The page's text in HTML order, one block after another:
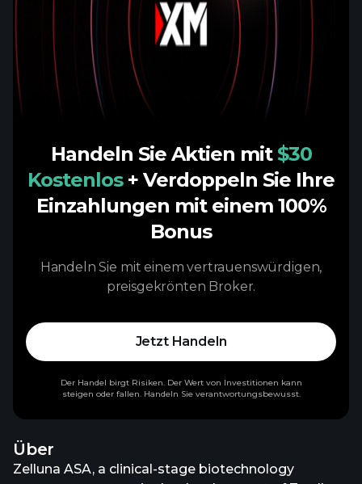
Über
Zelluna ASA, a clinical-stage biotechnology
Handeln Sie Aktien mit $30
Kostenlos + Verdoppeln Sie Ihre
Einzahlungen mit einem 100%
Bonus
Handeln Sie mit einem vertrauenswürdigen,
preisgekrönten Broker.
Jetzt Handeln
Der Handel birgt Risiken. Der Wert von Investitionen kann
steigen oder fallen. Handeln Sie verantwortungsbewusst.